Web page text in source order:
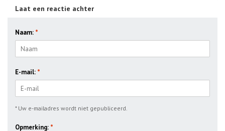
Laat een reactie achter
Naam: *
E-mail: *
* Uw e-mailadres wordt niet gepubliceerd.
Opmerking: *